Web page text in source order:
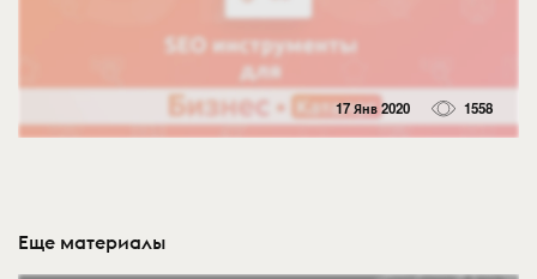
17 Янв 2020 1558
Еще материалы